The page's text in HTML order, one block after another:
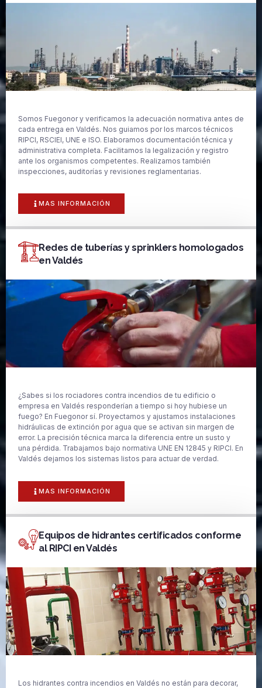
Somos Fuegonor y verificamos la adecuación normativa antes de
cada entrega en Valdés. Nos guiamos por los marcos técnicos
RIPCI, RSCIEI, UNE e ISO. Elaboramos documentación técnica y
administrativa completa. Facilitamos la legalización y registro
ante los organismos competentes. Realizamos también
inspecciones, auditorías y revisiones reglamentarias.
MAS INFORMACIÓN
Redes de tuberías y sprinklers homologados
en Valdés
¿Sabes si los rociadores contra incendios de tu edificio o
empresa en Valdés responderían a tiempo si hoy hubiese un
fuego? En Fuegonor sí. Proyectamos y ajustamos instalaciones
hidráulicas de extinción por agua que se activan sin margen de
error. La precisión técnica marca la diferencia entre un susto y
una pérdida. Trabajamos bajo normativa UNE EN 12845 y RIPCI. En
Valdés dejamos los sistemas listos para actuar de verdad.
MAS INFORMACIÓN
Equipos de hidrantes certificados conforme
al RIPCI en Valdés
Los hidrantes contra incendios en Valdés no están para decorar,